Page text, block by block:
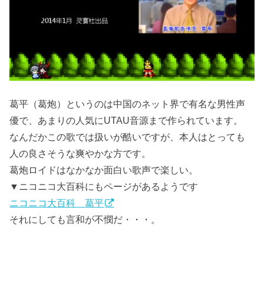
葛平（葛炮）というのは中国のネット界で有名な男性声
優で、あまりの人気にUTAU音源まで作られています。
なんだかこの歌では扱いが酷いですが、本人はとっても
人の良さそうな爽やかな方です。
葛炮ロイドはなかなか面白い歌声で楽しい。
▼ニコニコ大百科にもページがあるようです
ニコニコ大百科 葛平
それにしても言和が不憫だ・・・。